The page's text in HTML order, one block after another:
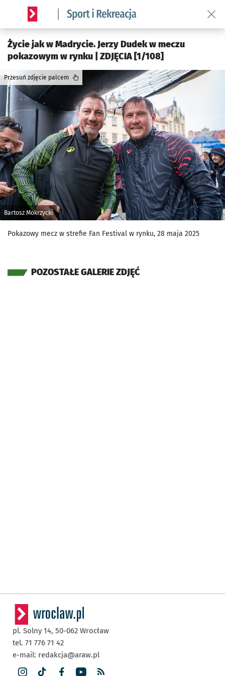
Serwis informacyjny wroclaw.pl podserwis: Sport i rekreacja
Życie jak w Madrycie. Jerzy Dudek w meczu
pokazowym w rynku | ZDJĘCIA [1/108]
Bartosz Mokrzycki
Przesuń zdjęcie palcem
Pokazowy mecz w strefie Fan Festival w rynku, 28 maja 2025
POZOSTAŁE GALERIE ZDJĘĆ
pl. Solny 14, 50-062 Wrocław
tel. 71 776 71 42
e-mail: redakcja@araw.pl